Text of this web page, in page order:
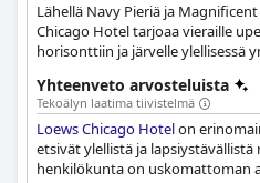
Lähellä Navy Pieriä ja
Chicago Hotel tarjoaa vieraille
horisonttiin ja järvelle ylellisessä
erilaisia mukavuuksia, kuten ETA
ja Flavor by Loews Chicago
kulinaarisen kokemuksen.
sisä- ja ulkotiloja, jotka palvelevat
palkituilla palveluillaan. Vieraat
Yhteenveto arvosteluista
Tekoälyn laatima tiivistelmä
Loews Chicago Hotelon
etsivät ylellistä ja
henkilökunta on uskomattoman